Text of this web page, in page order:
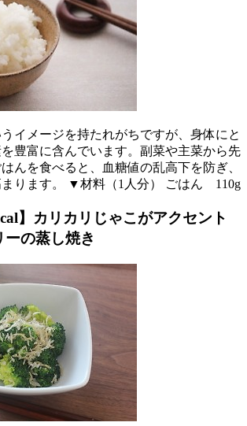
イメージを持たれがちですが、身体にと
豊富に含んでいます。副菜や主菜から先
んを食べると、血糖値の乱高下を防ぎ、
まります。 ▼材料（1人分） ごはん 110g
】カリカリじゃこがアクセント
の蒸し焼き